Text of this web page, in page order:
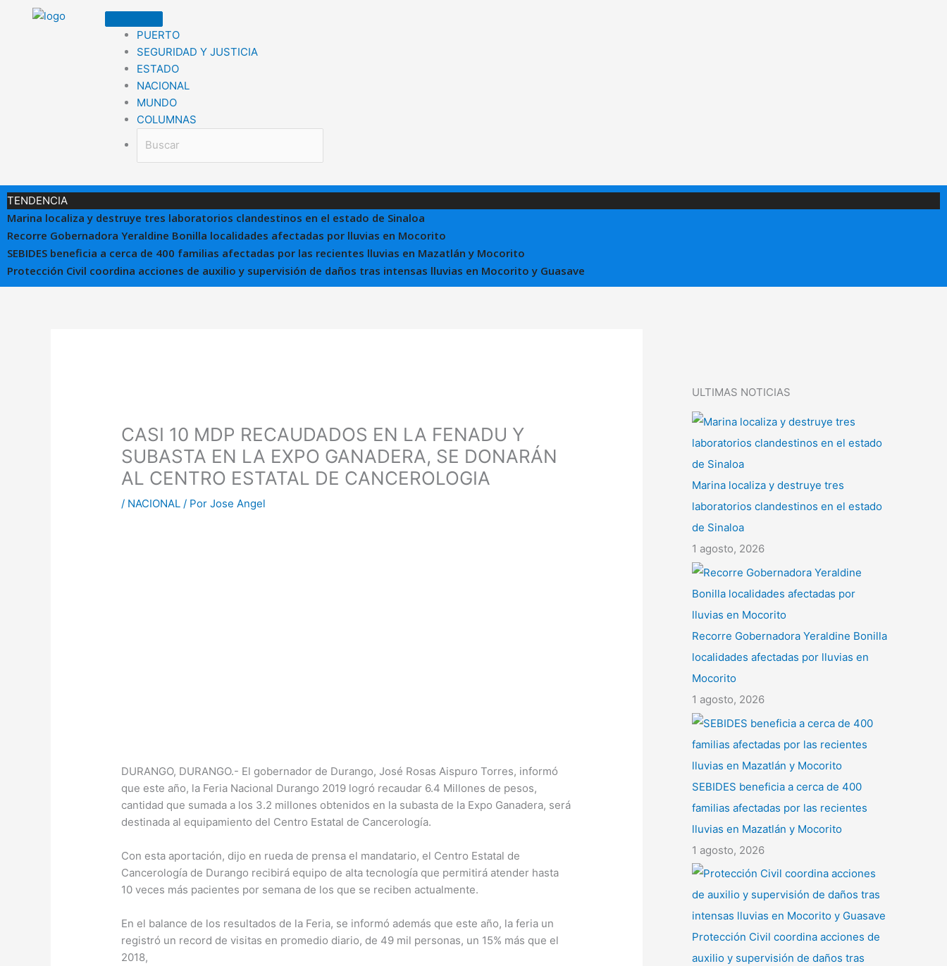
PUERTO
SEGURIDAD Y JUSTICIA
ESTADO
NACIONAL
MUNDO
COLUMNAS
TENDENCIA
Marina localiza y destruye tres laboratorios clandestinos en el estado de Sinaloa
Recorre Gobernadora Yeraldine Bonilla localidades afectadas por lluvias en Mocorito
SEBIDES beneficia a cerca de 400 familias afectadas por las recientes lluvias en Mazatlán y Mocorito
Protección Civil coordina acciones de auxilio y supervisión de daños tras intensas lluvias en Mocorito y Guasave
CASI 10 MDP RECAUDADOS EN LA FENADU Y
SUBASTA EN LA EXPO GANADERA, SE DONARÁN
AL CENTRO ESTATAL DE CANCEROLOGIA
/ NACIONAL / PorJose Angel
DURANGO, DURANGO.- El gobernador de Durango, José Rosas Aispuro Torres, informó
que este año, la Feria Nacional Durango 2019 logró recaudar 6.4 Millones de pesos,
cantidad que sumada a los 3.2 millones obtenidos en la subasta de la Expo Ganadera, será
destinada al equipamiento del Centro Estatal de Cancerología.
Con esta aportación, dijo en rueda de prensa el mandatario, el Centro Estatal de
Cancerología de Durango recibirá equipo de alta tecnología que permitirá atender hasta
10 veces más pacientes por semana de los que se reciben actualmente.
En el balance de los resultados de la Feria, se informó además que este año, la feria un
registró un record de visitas en promedio diario, de 49 mil personas, un 15% más que el
2018,
ULTIMAS NOTICIAS
Marina localiza y destruye tres
laboratorios clandestinos en el estado
de Sinaloa
1 agosto, 2026
Recorre Gobernadora Yeraldine Bonilla
localidades afectadas por lluvias en
Mocorito
1 agosto, 2026
SEBIDES beneficia a cerca de 400
familias afectadas por las recientes
lluvias en Mazatlán y Mocorito
1 agosto, 2026
Protección Civil coordina acciones de
auxilio y supervisión de daños tras